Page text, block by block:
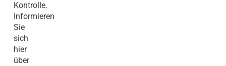
Kontrolle.
Informieren
Sie
sich
hier
über